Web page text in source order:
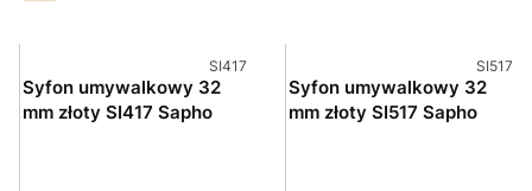
Kod produktu
SI417
Syfon umywalkowy 32
mm złoty SI417 Sapho
Kod
SI517
Syfon umywalkowy 32
mm złoty SI517 Sapho